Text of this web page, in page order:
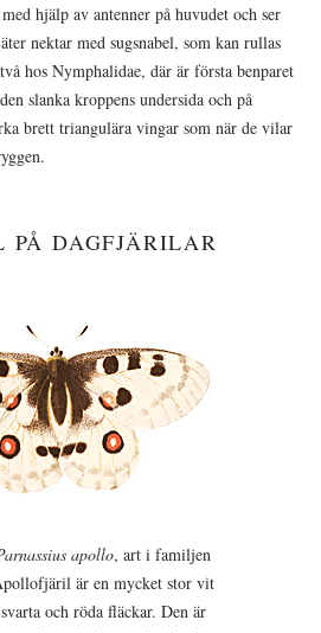
hjälp av antenner på huvudet och ser
nektar med sugsnabel, som kan rullas
hos Nymphalidae, där är första benparet
slanka kroppens undersida och på
brett triangulära vingar som när de vilar
PÅ DAGFJÄRILAR
apollo, art i familjen
är en mycket stor vit
och röda fläckar. Den är